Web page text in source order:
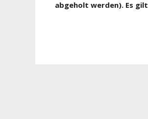
abgeholt werden). Es